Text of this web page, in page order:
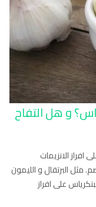
و هل التفاح
الانزيمات
مثل البرتقال و الليمون
على افراز